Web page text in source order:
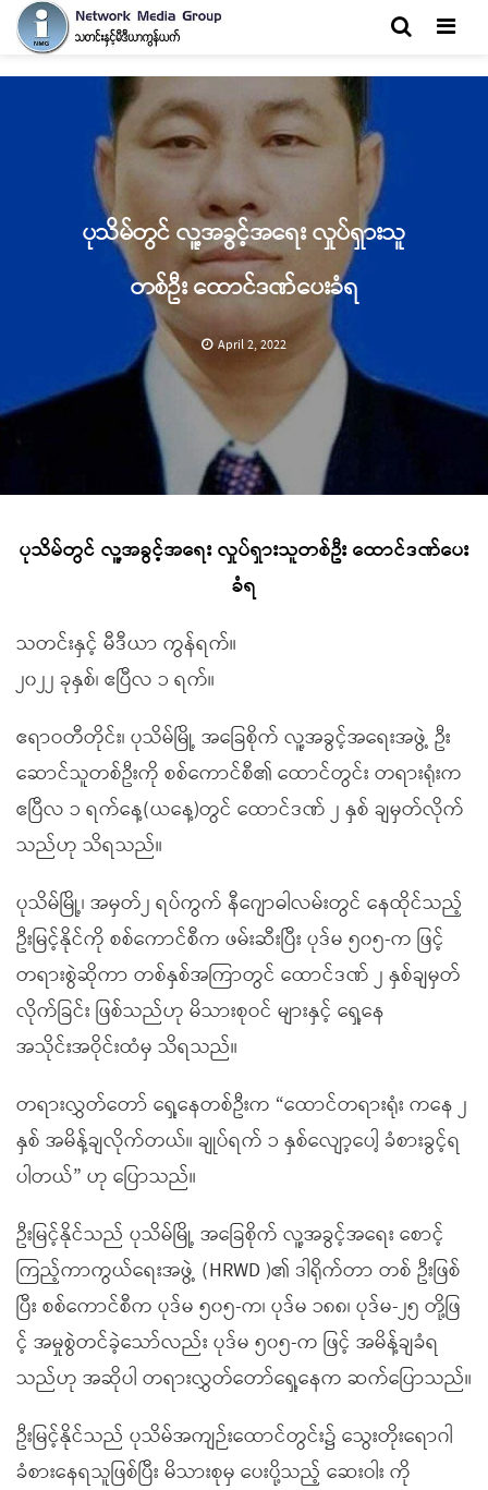
ပုသိမ်တွင် လူ့အခွင့်အရေး လှုပ်ရှားသူ
တစ်ဦး ထောင်ဒဏ်ပေးခံရ
April 2, 2022
ပုသိမ်တွင် လူ့အခွင့်အရေး လှုပ်ရှားသူတစ်ဦး ထောင်ဒဏ်ပေး
ခံရ
သတင်းနှင့် မီဒီယာ ကွန်ရက်။
၂၀၂၂ ခုနှစ်၊ ဧပြီလ ၁ ရက်။
ဧရာဝတီတိုင်း၊ ပုသိမ်မြို့ အခြေစိုက် လူ့အခွင့်အရေးအဖွဲ့ ဦး
ဆောင်သူတစ်ဦးကို စစ်ကောင်စီ၏ ထောင်တွင်း တရားရုံးက
ဧပြီလ ၁ ရက်နေ့(ယနေ့)တွင် ထောင်ဒဏ် ၂ နှစ် ချမှတ်လိုက်
သည်ဟု သိရသည်။
ပုသိမ်မြို့၊ အမှတ်၂ ရပ်ကွက် နီဂျောဓါလမ်းတွင် နေထိုင်သည့်
ဦးမြင့်နိုင်ကို စစ်ကောင်စီက ဖမ်းဆီးပြီး ပုဒ်မ ၅၀၅-က ဖြင့်
တရားစွဲဆိုကာ တစ်နှစ်အကြာတွင် ထောင်ဒဏ် ၂ နှစ်ချမှတ်
လိုက်ခြင်း ဖြစ်သည်ဟု မိသားစုဝင် များနှင့် ရှေ့နေ
အသိုင်းအဝိုင်းထံမှ သိရသည်။
တရားလွှတ်တော် ရှေ့နေတစ်ဦးက “ထောင်တရားရုံး ကနေ ၂
နှစ် အမိန့်ချလိုက်တယ်။ ချုပ်ရက် ၁ နှစ်လျော့ပေါ့ ခံစားခွင့်ရ
ပါတယ်” ဟု ပြောသည်။
ဦးမြင့်နိုင်သည် ပုသိမ်မြို့ အခြေစိုက် လူ့အခွင့်အရေး စောင့်
ကြည့်ကာကွယ်ရေးအဖွဲ့ (HRWD )၏ ဒါရိုက်တာ တစ် ဦးဖြစ်
ပြီး စစ်ကောင်စီက ပုဒ်မ ၅၀၅-က၊ ပုဒ်မ ၁၈၈၊ ပုဒ်မ-၂၅ တို့ဖြ
င့် အမှုစွဲတင်ခဲ့သော်လည်း ပုဒ်မ ၅၀၅-က ဖြင့် အမိန့်ချခံရ
သည်ဟု အဆိုပါ တရားလွှတ်တော်ရှေ့နေက ဆက်ပြောသည်။
ဦးမြင့်နိုင်သည် ပုသိမ်အကျဉ်းထောင်တွင်း၌ သွေးတိုးရောဂါ
ခံစားနေရသူဖြစ်ပြီး မိသားစုမှ ပေးပို့သည့် ဆေးဝါး ကို